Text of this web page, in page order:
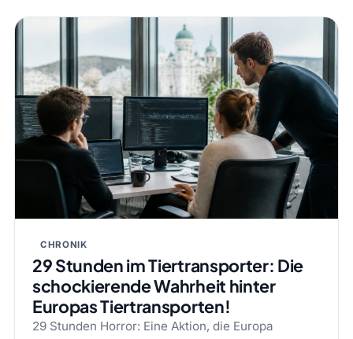
CHRONIK
29 Stunden im Tiertransporter: Die
schockierende Wahrheit hinter
Europas Tiertransporten!
29 Stunden Horror: Eine Aktion, die Europa